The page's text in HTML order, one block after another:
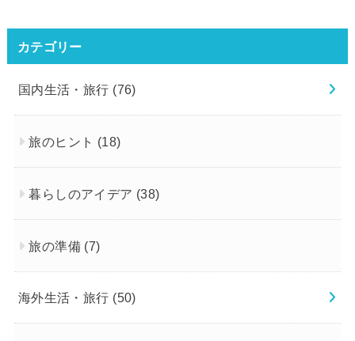
カテゴリー
国内生活・旅行 (76)
旅のヒント (18)
暮らしのアイデア (38)
旅の準備 (7)
海外生活・旅行 (50)